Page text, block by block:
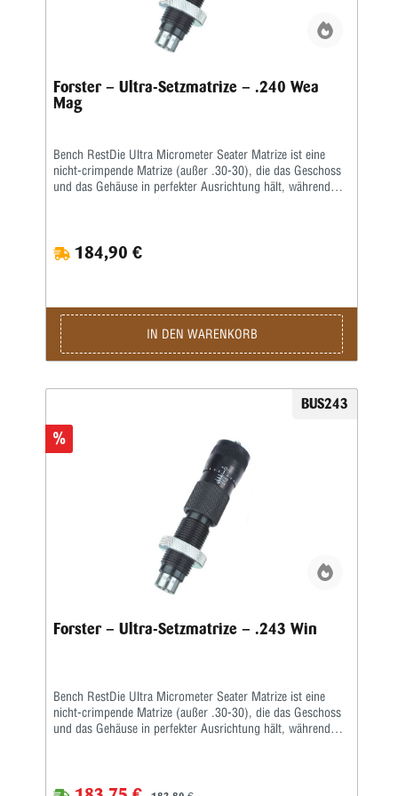
Forster – Ultra-Setzmatrize – .240 Wea
Mag
Bench RestDie Ultra Micrometer Seater Matrize ist eine
nicht-crimpende Matrize (außer .30-30), die das Geschoss
und das Gehäuse in perfekter Ausrichtung hält, während
gewünschten Tiefe platziert und gemessen haben, stellen Sie
einfach den Mikrometerschaft nach oben oder unten auf die
Sitzfunktionen der originalen Bench Rest Seater Matrize
sowie ein ultragenaues Mikrometer zum Einstellen der
Geschosssitztiefe • Mikrometer ermöglicht Feinabstimmung
in beide Richtungen; leicht einstellbar auf .0005″ •
gekennzeichnet • Beseitigt einen Großteil der Versuche, die
früher mit dem Setzen von genauen Schüssen verbunden
waren • Helle, weiße Markierungen erleichtern das Ablesen
des Mikrometers • Erhältlich in 80 Kalibern
184,90 €
IN DEN WARENKORB
%
BUS243
Forster – Ultra-Setzmatrize – .243 Win
Bench RestDie Ultra Micrometer Seater Matrize ist eine
nicht-crimpende Matrize (außer .30-30), die das Geschoss
und das Gehäuse in perfekter Ausrichtung hält, während
gewünschten Tiefe platziert und gemessen haben, stellen Sie